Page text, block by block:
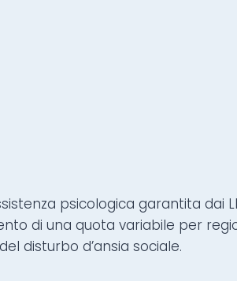
psicologica garantita dai
di una quota variabile per
disturbo d’ansia sociale.